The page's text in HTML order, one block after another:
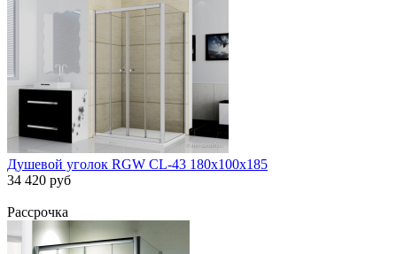
Душевой уголок RGW CL-43 180х100х185
34 420 руб
Рассрочка